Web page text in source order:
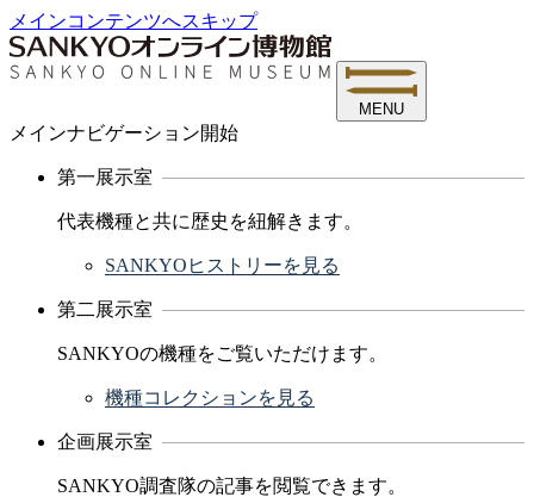
メインコンテンツへスキップ
MENU
メインナビゲーション開始
第一展示室
代表機種と共に歴史を紐解きます。
SANKYOヒストリーを見る
第二展示室
SANKYOの機種をご覧いただけます。
機種コレクションを見る
企画展示室
SANKYO調査隊の記事を閲覧できます。